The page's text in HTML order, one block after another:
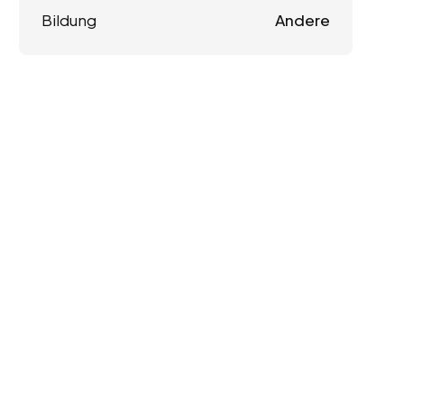
Bildung Andere